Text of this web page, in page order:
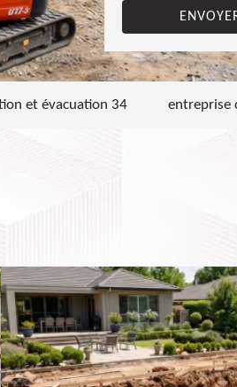
et évacuation 34 entreprise